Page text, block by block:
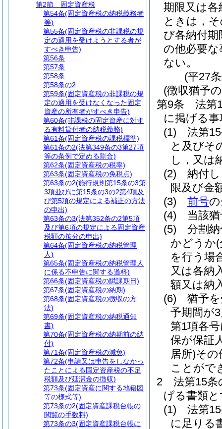
期限又は
ときは，
び各納付
の他必要
ない。
(平27
(徴収猶予
第9条
法第
に掲げる
(1)
法第
と及びそ
し，又は
(2)
納付
限及び金
(3)
前号
(4)
当該
(5)
分割
かどうか
を行う場
又は各納
額又は納
(6)
猶予
予期間が
第1項各
保が保証
居所)その
ことがで
2
法第15
げる書類
(1)
法第
に足りる
第2節
固定資産税
第54条(固定資産税の納税義務者
等)
第55条(固定資産税の非課税の規
定の適用を受けようとする者が
すべき申告)
第56条
第57条
第58条
第58条の2
第59条(固定資産税の非課税の規
定の適用を受けなくなった固定
資産の所有者がすべき申告)
第60条(非課税の固定資産に対す
る有料貸付者の納税義務)
第61条(固定資産税の課税標準)
第61条の2(法第349条の3第27項
等の条例で定める割合)
第62条(固定資産税の税率)
第63条(固定資産税の免税点)
第63条の2(施行規則第15条の3第
3項並びに第15条の3の2第4項及
び第5項の規定による補正の方法
の申出)
第63条の3(法第352条の2第5項
及び第6項の規定による固定資産
税額の按分の申出)
第64条(固定資産税の納税管理
人)
第65条(固定資産税の納税管理人
に係る不申告に関する過料)
第66条(固定資産税の賦課期日)
第67条(固定資産税の納期)
第68条(固定資産税の徴収の方
法)
第69条(固定資産税の納税通知
書)
第70条(固定資産税の納期前の納
付)
第71条(固定資産税の減免)
第72条(申請又は申告をしなかっ
たことによる固定資産税の不足
税額及び延滞金の徴収)
第73条(固定資産に関する地籍図
等の様式等)
第73条の2(固定資産課税台帳の
閲覧の手数料)
第73条の3(固定資産課税台帳に